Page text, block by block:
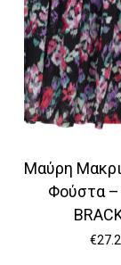
Μαύρη
Φούστα –
€